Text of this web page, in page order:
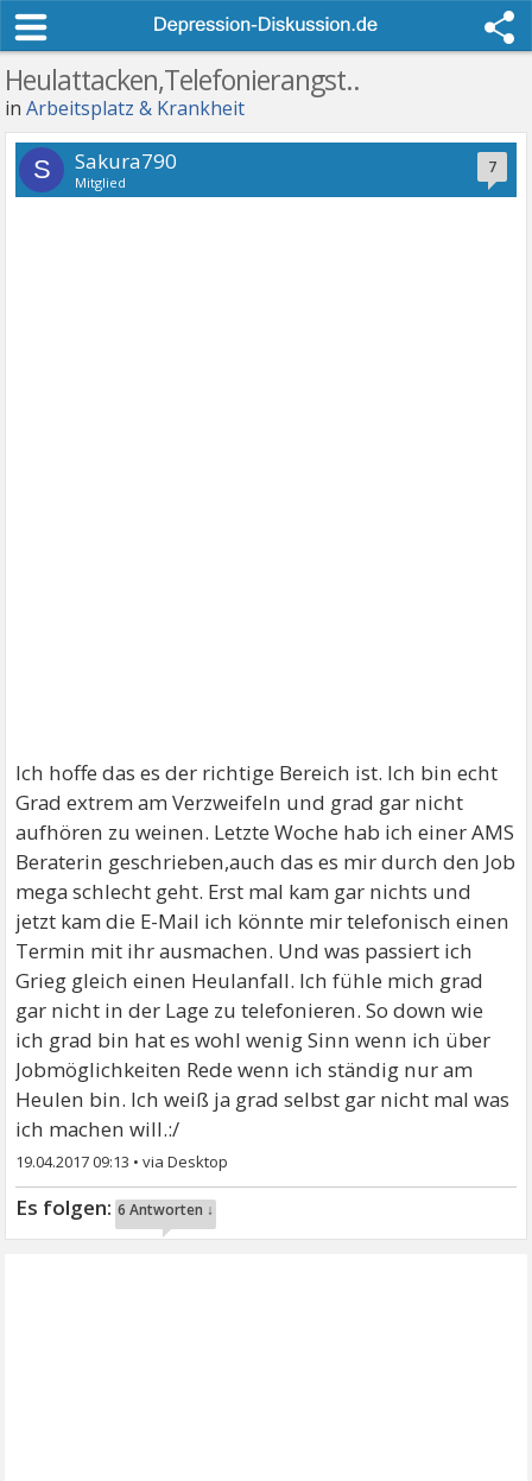
Heulattacken,Telefonierangst..
inArbeitsplatz & Krankheit
7
S Sakura790
Mitglied
Ich hoffe das es der richtige Bereich ist. Ich bin echt
Grad extrem am Verzweifeln und grad gar nicht
aufhören zu weinen. Letzte Woche hab ich einer AMS
Beraterin geschrieben,auch das es mir durch den Job
mega schlecht geht. Erst mal kam gar nichts und
jetzt kam die E-Mail ich könnte mir telefonisch einen
Termin mit ihr ausmachen. Und was passiert ich
Grieg gleich einen Heulanfall. Ich fühle mich grad
gar nicht in der Lage zu telefonieren. So down wie
ich grad bin hat es wohl wenig Sinn wenn ich über
Jobmöglichkeiten Rede wenn ich ständig nur am
Heulen bin. Ich weiß ja grad selbst gar nicht mal was
ich machen will.:/
19.04.2017 09:13 •
6 Antworten ↓